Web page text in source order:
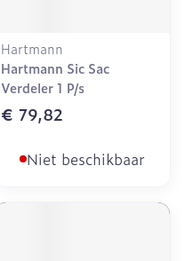
Hartmann
Hartmann Sic Sac
Verdeler 1 P/s
€ 79,82
Niet beschikbaar